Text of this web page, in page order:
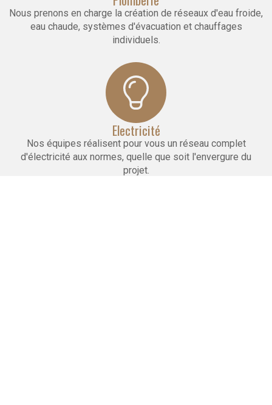
Nous prenons en charge la création de réseaux d'eau froide,
eau chaude, systèmes d'évacuation et chauffages
individuels.
Electricité
Nos équipes réalisent pour vous un réseau complet
d'électricité aux normes, quelle que soit l'envergure du
projet.